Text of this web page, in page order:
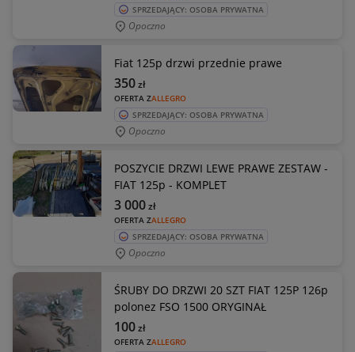
SPRZEDAJĄCY: OSOBA PRYWATNA
Opoczno
Fiat 125p drzwi przednie prawe
OFERTA ZALLEGRO
350zł
SPRZEDAJĄCY: OSOBA PRYWATNA
Opoczno
POSZYCIE DRZWI LEWE PRAWE ZESTAW -
FIAT 125p - KOMPLET
OFERTA ZALLEGRO
3 000zł
SPRZEDAJĄCY: OSOBA PRYWATNA
Opoczno
ŚRUBY DO DRZWI 20 SZT FIAT 125P 126p
polonez FSO 1500 ORYGINAŁ
OFERTA ZALLEGRO
100zł